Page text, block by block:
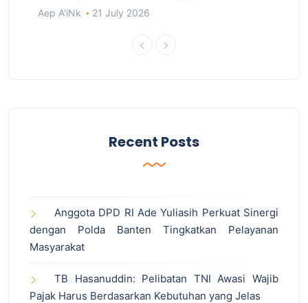
Aep A'iNk 21 July 2026
Recent Posts
Anggota DPD RI Ade Yuliasih Perkuat Sinergi
dengan Polda Banten Tingkatkan Pelayanan
Masyarakat
TB Hasanuddin: Pelibatan TNI Awasi Wajib
Pajak Harus Berdasarkan Kebutuhan yang Jelas